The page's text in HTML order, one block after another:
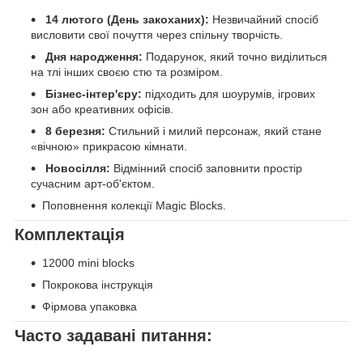
14 лютого (День закоханих): Незвичайний спосіб
висловити свої почуття через спільну творчість.
Дня народження: Подарунок, який точно виділиться
на тлі інших своєю стю та розміром.
Бізнес-інтер'єру: підходить для шоурумів, ігрових
зон або креативних офісів.
8 березня: Стильний і милий персонаж, який стане
«вічною» прикрасою кімнати.
Новосілля: Відмінний спосіб заповнити простір
сучасним арт-об'єктом.
Поповнення колекції Magic Blocks.
Комплектація
12000 mini blocks
Покрокова інструкція
Фірмова упаковка
Часто задавані питання: